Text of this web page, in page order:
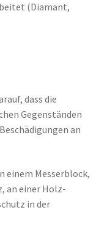
(Diamant,
dass die
Gegenständen
an
einem Messerblock,
an einer Holz-
in der